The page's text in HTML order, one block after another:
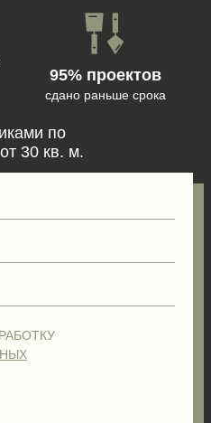
95% проектов
сдано раньше срока
по
30 кв. м.